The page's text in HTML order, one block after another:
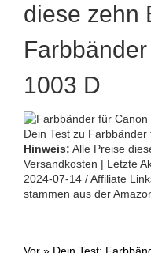
diese zehn
1003 D
Dein Test zu
Hinweis: Alle Preise
Versandkosten | Letzte
2024-07-14 / Affiliate
stammen aus der